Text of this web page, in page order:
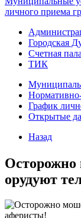
личного приема
Городская
Счетная
ТИК
График
Открытые
Назад
Осторожно
орудуют